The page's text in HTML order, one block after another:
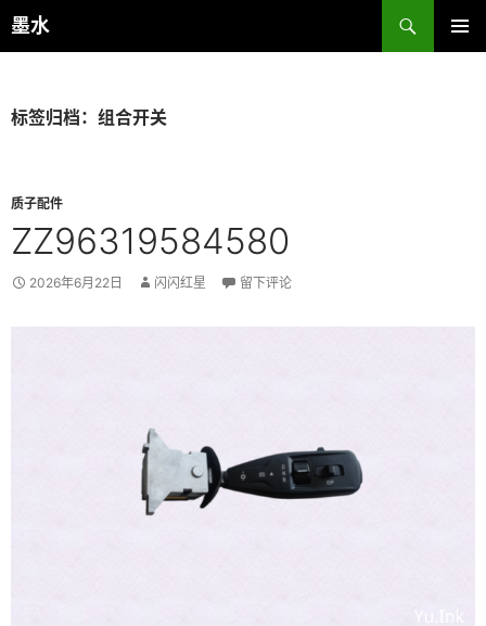
跳
至
墨水
搜
索
标签归档：组合开关
质子配件
ZZ96319584580
2026年6月22日 闪闪红星 留下评论